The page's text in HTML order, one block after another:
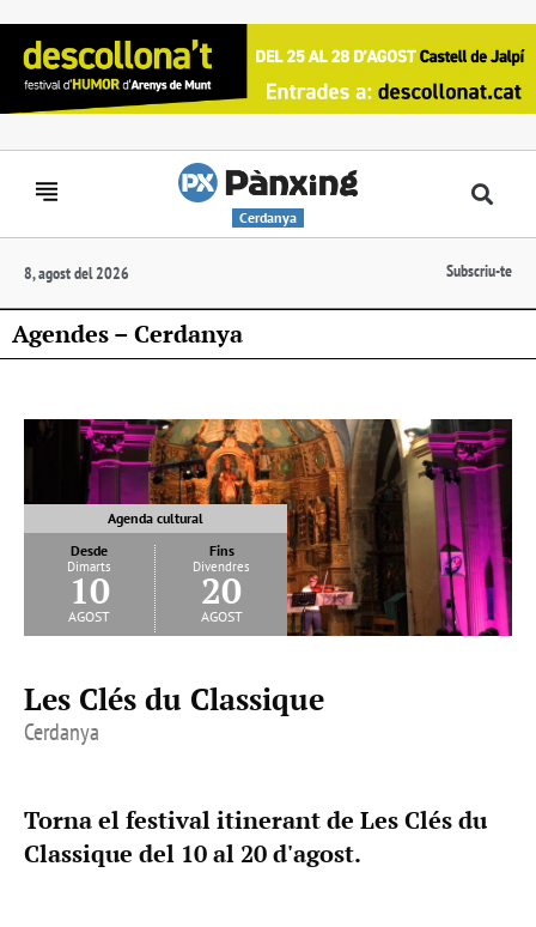
Cerdanya
8, agost del 2026 Subscriu-te
Agendes – Cerdanya
Agenda cultural
Desde
Dimarts
10
agost
Fins
Divendres
20
agost
Les Clés du Classique
Cerdanya
Torna el festival itinerant de Les Clés du
Classique del 10 al 20 d'agost.